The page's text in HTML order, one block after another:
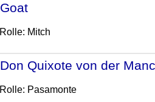
Goat
Rolle: Mitch
Don Quixote von der
Rolle: Pasamonte